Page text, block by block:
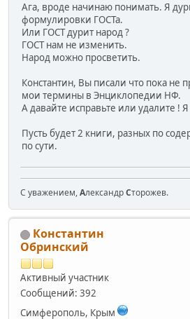
Ага, вроде начинаю понимать. Я
формулировки ГОСТа.
Или ГОСТ дурит народ ?
ГОСТ нам не изменить.
Народ можно просветить.
Константин, Вы писали что пока не
мои термины в Энциклопедии НФ.
А давайте исправьте или удалите !
Пусть будет 2 книги, разных по
по сути.
С уважением,АлександрСторожев.
Константин
Обринский
Активный участник
Сообщений: 392
Симферополь, Крым